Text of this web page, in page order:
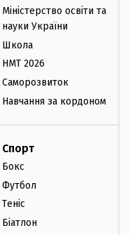
Міністерство освіти та
науки України
Школа
НМТ 2026
Саморозвиток
Навчання за кордоном
Спорт
Бокс
Футбол
Теніс
Біатлон